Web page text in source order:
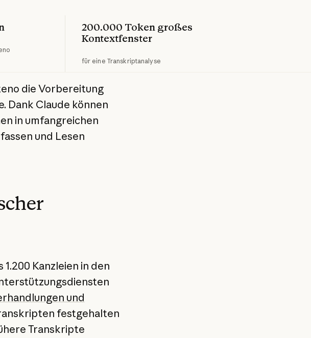
200.000 Token großes
Kontextfenster
für eine Transkriptanalyse
die Vorbereitung
Dank Claude können
in umfangreichen
und Lesen
Kanzleien in den
und
festgehalten
Transkripte